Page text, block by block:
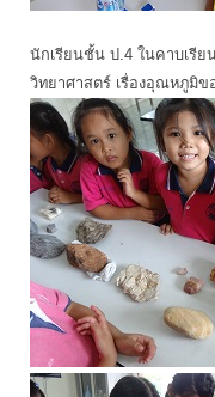
นักเรียนชั้น ป.4 ในคาบเรี
วิทยาศาสตร์ เรื่องอุณหภูมิข